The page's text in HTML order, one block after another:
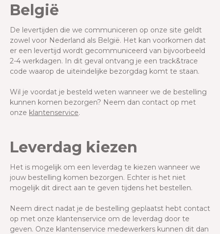
België
De levertijden die we communiceren op onze site geldt
zowel voor Nederland als België. Het kan voorkomen dat
er een levertijd wordt gecommuniceerd van bijvoorbeeld
2-4 werkdagen. In dit geval ontvang je een track&trace
code waarop de uiteindelijke bezorgdag komt te staan.
Wil je voordat je besteld weten wanneer we de bestelling
kunnen komen bezorgen? Neem dan contact op met
onze klantenservice.
Leverdag kiezen
Het is mogelijk om een leverdag te kiezen wanneer we
jouw bestelling komen bezorgen. Echter is het niet
mogelijk dit direct aan te geven tijdens het bestellen.
Neem direct nadat je de bestelling geplaatst hebt contact
op met onze klantenservice om de leverdag door te
geven. Onze klantenservice medewerkers kunnen dit dan